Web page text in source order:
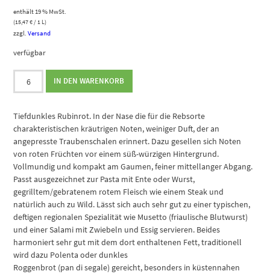
enthält 19 % MwSt.
(15,47€/ 1 L)
zzgl.Versand
verfügbar
La
Magnolia
Franc
Menge
IN DEN WARENKORB
Tiefdunkles Rubinrot. In der Nase die für die Rebsorte
charakteristischen kräutrigen Noten, weiniger Duft, der an
angepresste Traubenschalen erinnert. Dazu gesellen sich Noten
von roten Früchten vor einem süß-würzigen Hintergrund.
Vollmundig und kompakt am Gaumen, feiner mittellanger Abgang.
Passt ausgezeichnet zur Pasta mit Ente oder Wurst,
gegrilltem/gebratenem rotem Fleisch wie einem Steak und
natürlich auch zu Wild. Lässt sich auch sehr gut zu einer typischen,
deftigen regionalen Spezialität wie Musetto (friaulische Blutwurst)
und einer Salami mit Zwiebeln und Essig servieren. Beides
harmoniert sehr gut mit dem dort enthaltenen Fett, traditionell
wird dazu Polenta oder dunkles
Roggenbrot (pan di segale) gereicht, besonders in küstennahen